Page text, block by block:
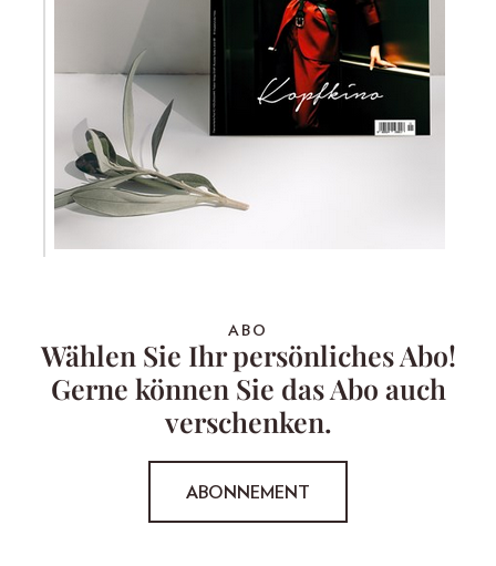
ABO
Wählen Sie Ihr persönliches Abo!
Gerne können Sie das Abo auch
verschenken.
ABONNEMENT